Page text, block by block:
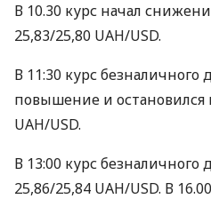
В 10.30 курс начал
25,83/25,80 UAH/USD.
В 11:30 курс безналичного
повышение и остановился
UAH/USD.
В 13:00 курс безналичного
25,86/25,84 UAH/USD. В